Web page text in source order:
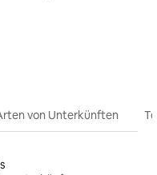
von Unterkünften